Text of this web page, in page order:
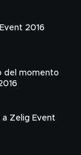
2016
del momento
a Zelig Event